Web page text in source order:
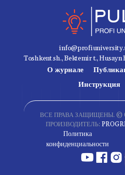
Toshkent sh., Bektemir t., Husayn
О журнале
Инструкция
ВСЕ ПРАВА ЗАЩИЩЕНЫ. ©
ПРОИЗВОДИТЕЛЬ:
Политика
конфиденциальности